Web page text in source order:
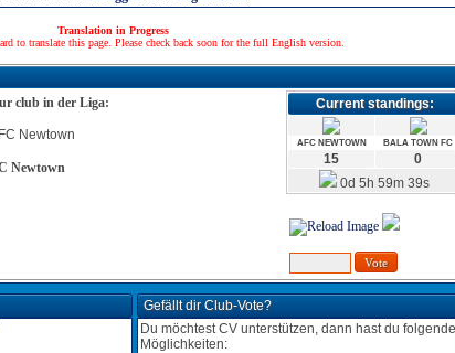
Translation in Progress
to translate this page. Please check back soon for the full English version.
club in der Liga:
Newtown
Current standings:
AFC NEWTOWN BALA TOWN FC
15
0
0d 5h 59m 39s
Gefällt dir Club-Vote?
Du möchtest CV unterstützen, dann hast du folgende
Möglichkeiten: